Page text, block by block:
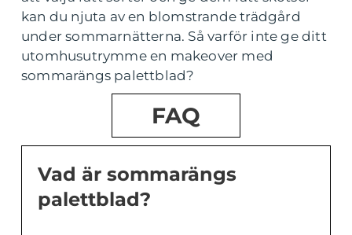
kan du njuta av en blomstrande trädgård
under sommarnätterna. Så varför inte ge ditt
utomhusutrymme en makeover med
sommarängs palettblad?
FAQ
Vad är sommarängs
palettblad?